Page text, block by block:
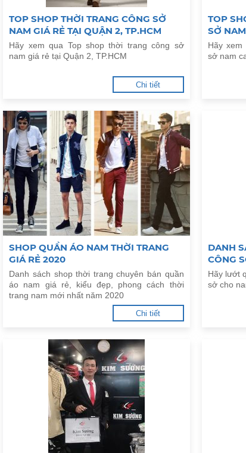
TOP SHOP THỜI TRANG CÔNG SỞ
NAM GIÁ RẺ TẠI QUẬN 2, TP.HCM
Hãy xem qua Top shop thời trang công sở
nam giá rẻ tại Quận 2, TP.HCM
Chi tiết
TOP
SỞ
TP.HCM
Hãy
sở nam
SHOP QUẦN ÁO NAM THỜI TRANG
GIÁ RẺ 2020
Danh sách shop thời trang chuyên bán quần
áo nam giá rẻ, kiểu đẹp, phong cách thời
trang nam mới nhất năm 2020
Chi tiết
DANH
CÔNG
Hãy lướt
sở cho